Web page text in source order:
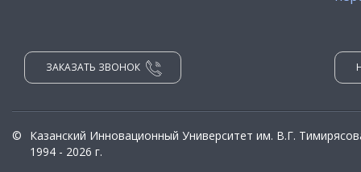
ЗАКАЗАТЬ ЗВОНОК
©
Казанский Инновационный Университет им. В.Г.
1994 - 2026 г.